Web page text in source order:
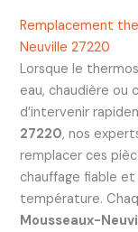
Remplacement
Neuville 27220
Lorsque le
eau, chaudière ou
d’intervenir
27220, nos
remplacer ces
chauffage fiable
température.
Mousseaux-